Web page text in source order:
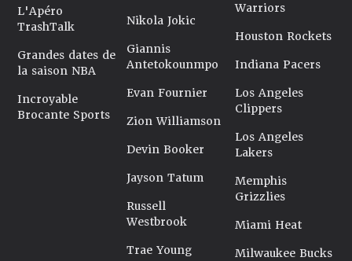
L'Apéro
TrashTalk
Grandes dates de
la saison NBA
Incroyable
Brocante Sports
Nikola Jokic
Giannis
Antetokounmpo
Evan Fournier
Zion Williamson
Devin Booker
Jayson Tatum
Russell
Westbrook
Trae Young
Warriors
Houston Rockets
Indiana Pacers
Los Angeles
Clippers
Los Angeles
Lakers
Memphis
Grizzlies
Miami Heat
Milwaukee Bucks